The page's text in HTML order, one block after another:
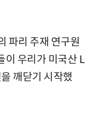
파리 주재 연구원
이 우리가 미국산 L
깨닫기 시작했